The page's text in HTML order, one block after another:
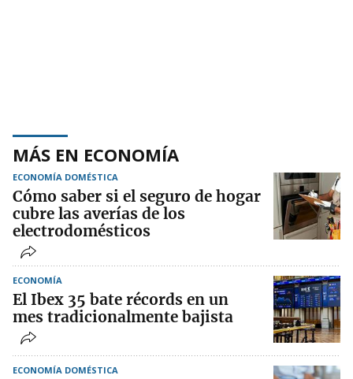
MÁS EN ECONOMÍA
ECONOMÍA DOMÉSTICA
Cómo saber si el seguro de hogar
cubre las averías de los
electrodomésticos
ECONOMÍA
El Ibex 35 bate récords en un
mes tradicionalmente bajista
ECONOMÍA DOMÉSTICA